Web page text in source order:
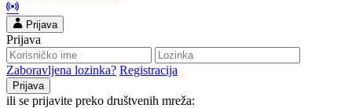
Prijava
Prijava
Zaboravljena lozinka? Registracija
ili se prijavite preko društvenih mreža: